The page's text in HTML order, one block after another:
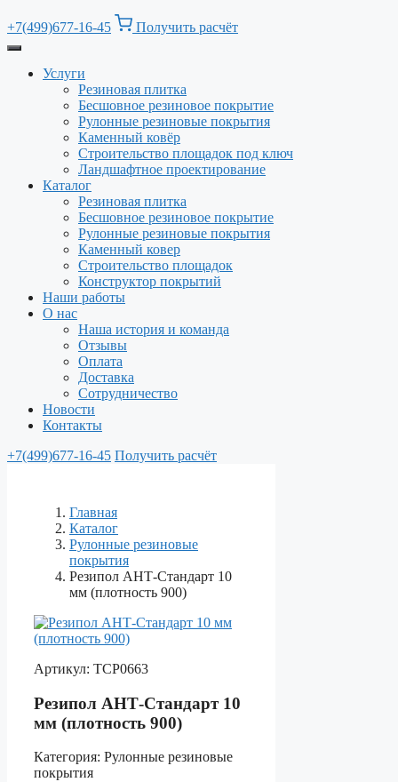
+7(499)677-16-45 Получить расчёт
Услуги
Резиновая плитка
Бесшовное резиновое покрытие
Рулонные резиновые покрытия
Каменный ковёр
Строительство площадок под ключ
Ландшафтное проектирование
Каталог
Резиновая плитка
Бесшовное резиновое покрытие
Рулонные резиновые покрытия
Каменный ковер
Строительство площадок
Конструктор покрытий
Наши работы
О нас
Наша история и команда
Отзывы
Оплата
Доставка
Сотрудничество
Новости
Контакты
+7(499)677-16-45 Получить расчёт
Главная
Каталог
Рулонные резиновые
покрытия
Резипол АНТ-Стандарт 10
мм (плотность 900)
Артикул: ТСР0663
Резипол АНТ-Стандарт 10
мм (плотность 900)
Категория: Рулонные резиновые
покрытия